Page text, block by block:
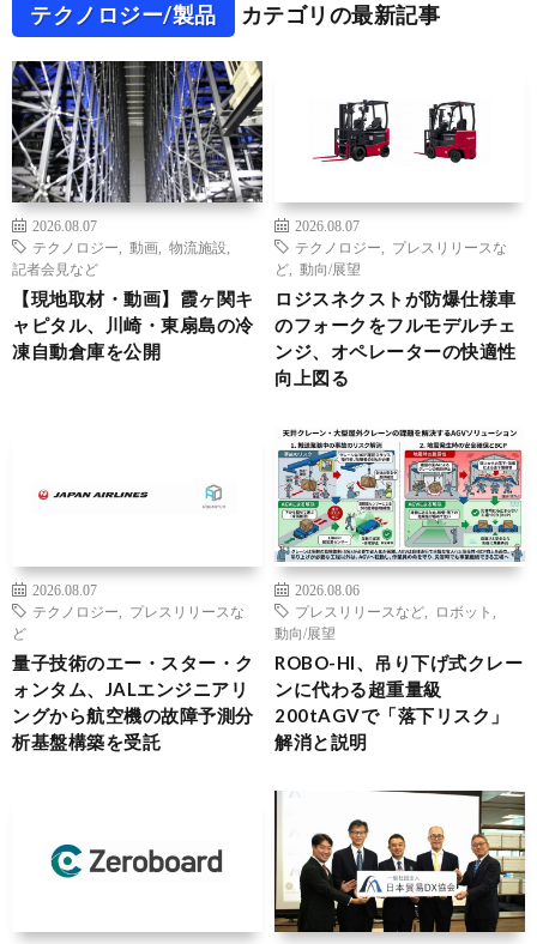
テクノロジー/製品 カテゴリの最新記事
2026.08.07
テクノロジー
動画 物流施設
記者会見など
【現地取材・動画】霞ヶ関キ
ャピタル、川崎・東扇島の冷
凍自動倉庫を公開
2026.08.07
テクノロジー
プレスリリースな
ど
動向/展望
ロジスネクストが防爆仕様車
のフォークをフルモデルチェ
ンジ、オペレーターの快適性
向上図る
2026.08.07
テクノロジー
プレスリリースな
ど
量子技術のエー・スター・ク
ォンタム、JALエンジニアリ
ングから航空機の故障予測分
析基盤構築を受託
2026.08.06
プレスリリースなど
ロボット
動向/展望
ROBO-HI、吊り下げ式クレー
ンに代わる超重量級
200tAGVで「落下リスク」
解消と説明